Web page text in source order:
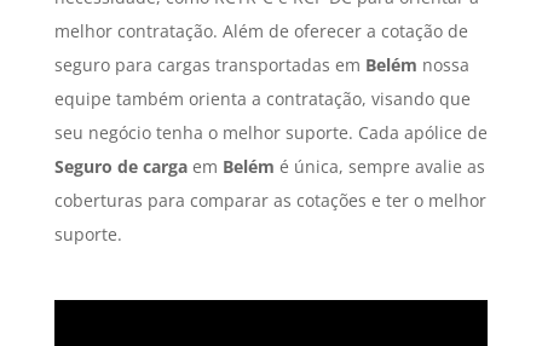
melhor contratação. Além de oferecer a cotação de
seguro para cargas transportadas em Belém nossa
equipe também orienta a contratação, visando que
seu negócio tenha o melhor suporte. Cada apólice de
Seguro de cargaem Belém é única, sempre avalie as
coberturas para comparar as cotações e ter o melhor
suporte.